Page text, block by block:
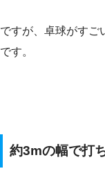
ですが、卓球がすご
です。
約3mの幅で打